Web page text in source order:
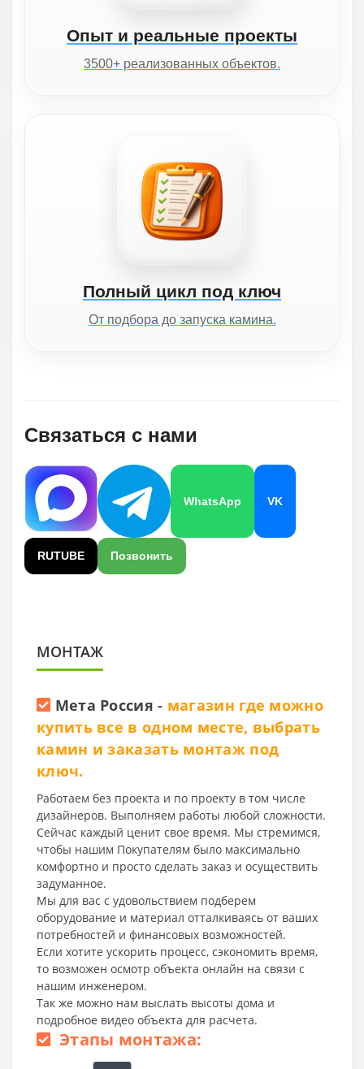
Опыт и реальные проекты
3500+ реализованных объектов.
Полный цикл под ключ
От подбора до запуска камина.
Связаться с нами
WhatsApp VK
RUTUBE Позвонить
МОНТАЖ
Мета Россия - магазин где можно
купить все в одном месте, выбрать
камин и заказать монтаж под
ключ.
Работаем без проекта и по проекту в том числе
дизайнеров. Выполняем работы любой сложности.
Сейчас каждый ценит свое время. Мы стремимся,
чтобы нашим Покупателям было максимально
комфортно и просто сделать заказ и осуществить
задуманное.
Мы для вас с удовольствием подберем
оборудование и материал отталкиваясь от ваших
потребностей и финансовых возможностей.
Если хотите ускорить процесс, сэкономить время,
то возможен осмотр объекта онлайн на связи с
нашим инженером.
Так же можно нам выслать высоты дома и
подробное видео объекта для расчета.
Этапы монтажа: